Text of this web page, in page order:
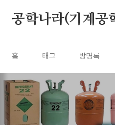
공학나라(기계공
홈 태그 방명록